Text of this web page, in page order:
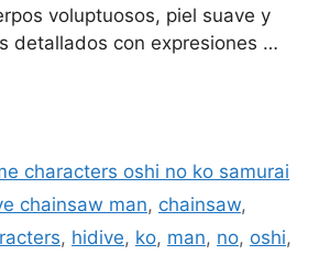
voluptuosos, piel suave y
detallados con expresiones …
characters oshi no ko samurai
chainsaw man, chainsaw,
, hidive, ko, man, no, oshi,